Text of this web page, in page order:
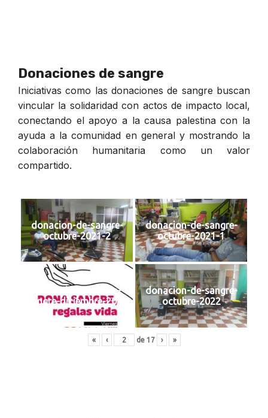
Donaciones de sangre
Iniciativas como las donaciones de sangre buscan
vincular la solidaridad con actos de impacto local,
conectando el apoyo a la causa palestina con la
ayuda a la comunidad en general y mostrando la
colaboración humanitaria como un valor
compartido.
donacion-de-sangre-
octubre-2021-2
donacion-de-sangre-
octubre-2021-1
cartel-donacion-de-
sangre-diciembre-2023
donacion-de-sangre-
octubre-2022
« ‹ de 17 › »